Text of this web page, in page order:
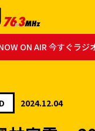
ON AIR 今すぐラジ
2024.12.04